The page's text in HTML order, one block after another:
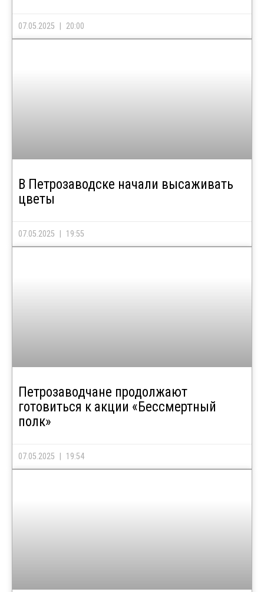
07.05.2025 20:00
В Петрозаводске начали высаживать
цветы
07.05.2025 19:55
Петрозаводчане продолжают
готовиться к акции «Бессмертный
полк»
07.05.2025 19:54